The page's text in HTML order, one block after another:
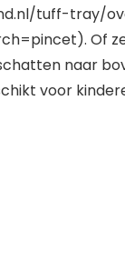
tuff-tray/
Of
naar
voor